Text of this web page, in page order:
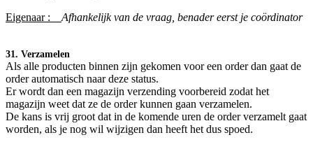
Eigenaar :
Afhankelijk van de vraag, benader eerst je coördinator
31. Verzamelen
Als alle producten binnen zijn gekomen voor een order dan gaat de
order automatisch naar deze status.
Er wordt dan een magazijn verzending voorbereid zodat het
magazijn weet dat ze de order kunnen gaan verzamelen.
De kans is vrij groot dat in de komende uren de order verzamelt gaat
worden, als je nog wil wijzigen dan heeft het dus spoed.